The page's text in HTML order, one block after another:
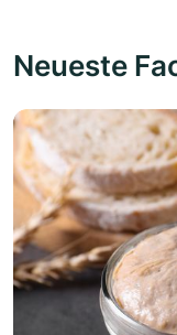
Neueste